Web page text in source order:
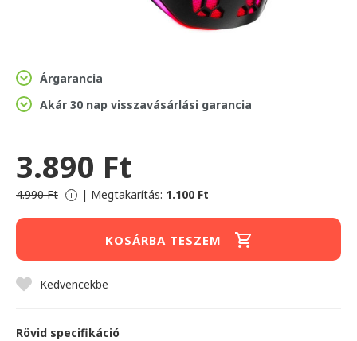
Árgarancia
Akár 30 nap visszavásárlási garancia
3.890 Ft
4.990 Ft i | Megtakarítás: 1.100 Ft
KOSÁRBA TESZEM
Kedvencekbe
Rövid specifikáció